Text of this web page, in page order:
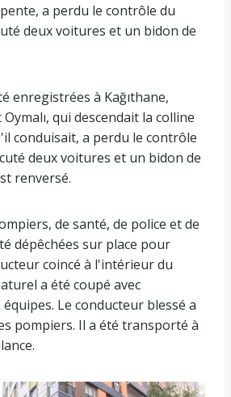
a perdu le contrôle du
deux voitures et un bidon de
enregistrées à Kağıthane,
qui descendait la colline
conduisait, a perdu le contrôle
deux voitures et un bidon de
renversé.
de santé, de police et de
dépêchées sur place pour
coincé à l'intérieur du
a été coupé avec
Le conducteur blessé a
pompiers. Il a été transporté à